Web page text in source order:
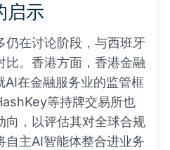
启示
仍在讨论阶段，与西班牙
比。香港方面，香港金融
在金融服务业的监管框
等持牌交易所也
向，以评估其对全球合规
自主AI智能体整合进业务